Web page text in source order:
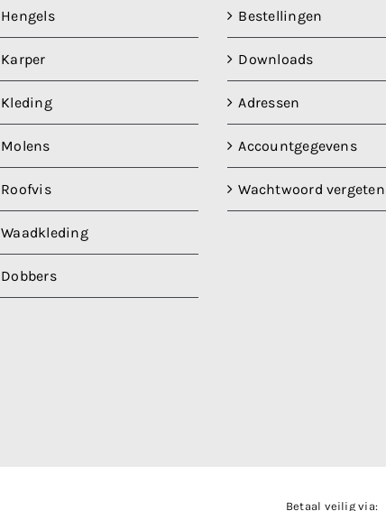
Hengels
Karper
Kleding
Molens
Roofvis
Waadkleding
Dobbers
Bestellingen
Downloads
Adressen
Accountgegevens
Wachtwoord vergeten
Betaal veilig via: